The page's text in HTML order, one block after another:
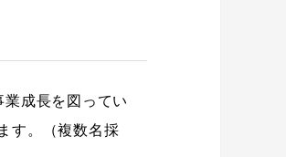
成長を図ってい
す。（複数名採